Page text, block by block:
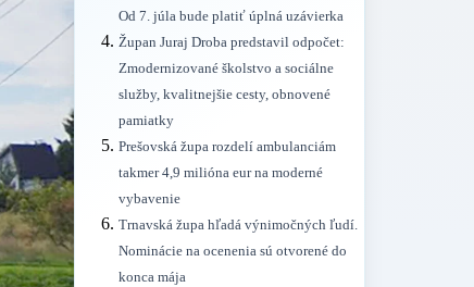
Od 7. júla bude platiť úplná uzávierka
Župan Juraj Droba predstavil odpočet:
Zmodernizované školstvo a sociálne
služby, kvalitnejšie cesty, obnovené
pamiatky
Prešovská župa rozdelí ambulanciám
takmer 4,9 milióna eur na moderné
vybavenie
Trnavská župa hľadá výnimočných ľudí.
Nominácie na ocenenia sú otvorené do
konca mája